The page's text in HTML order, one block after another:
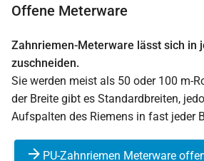
Offene Meterware
Zahnriemen-Meterware lässt sich in
zuschneiden.
Sie werden meist als 50 oder 100 m-
der Breite gibt es Standardbreiten,
Aufspalten des Riemens in fast jeder
PU-Zahnriemen Meterware